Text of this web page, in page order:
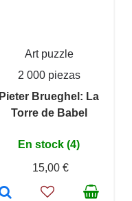
Art puzzle
2 000 piezas
Pieter Brueghel: La
Torre de Babel
En stock (4)
15,00 €